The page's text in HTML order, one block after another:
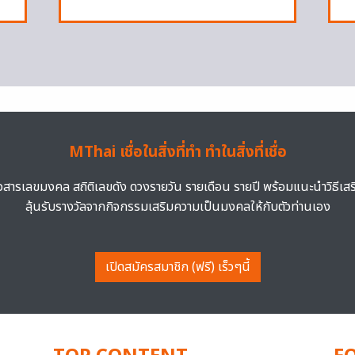
MThai เชื่อในสิ่งที่ทำ ทำในสิ่งที่เชื่อ
สารเลขมงคล สถิติเลขดัง ดวงรายวัน รายเดือน รายปี พร้อมแนะนำวิธีเส
ลุ้นรับรางวัลจากกิจกรรมเสริมความเป็นมงคลให้กับตัวท่านเอง
เปิดสมัครสมาชิก (ฟรี) เร็วๆนี้